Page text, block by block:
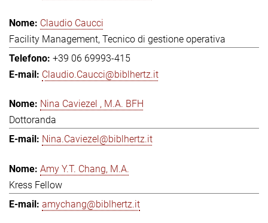
Claudio Caucci
Facility Management, Tecnico di gestione operativa
+39 06 69993-415
Claudio.Caucci@biblhertz.it
Nina Caviezel , M.A. BFH
Dottoranda
Nina.Caviezel@biblhertz.it
Amy Y.T. Chang, M.A.
Kress Fellow
amychang@biblhertz.it